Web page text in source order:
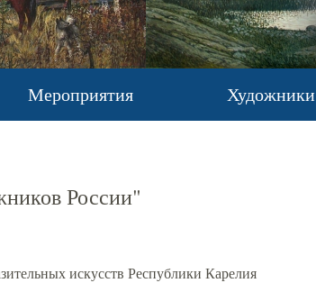
Мероприятия Художники
России"
искусств Республики Карелия